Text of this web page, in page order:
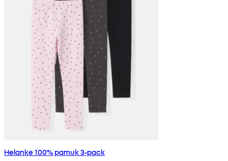
Helanke 100% pamuk 3-pack